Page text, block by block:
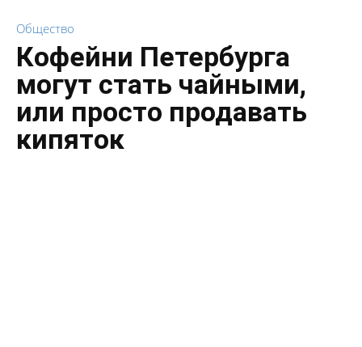
Общество
Кофейни Петербурга
могут стать чайными,
или просто продавать
кипяток